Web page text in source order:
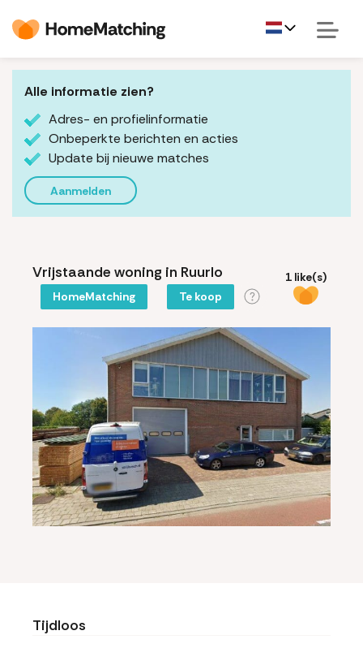
Alle informatie zien?
Adres- en profielinformatie
Onbeperkte berichten en acties
Update bij nieuwe matches
Aanmelden
Vrijstaande woning in Ruurlo
HomeMatching Te koop
1 like(s)
Tijdloos